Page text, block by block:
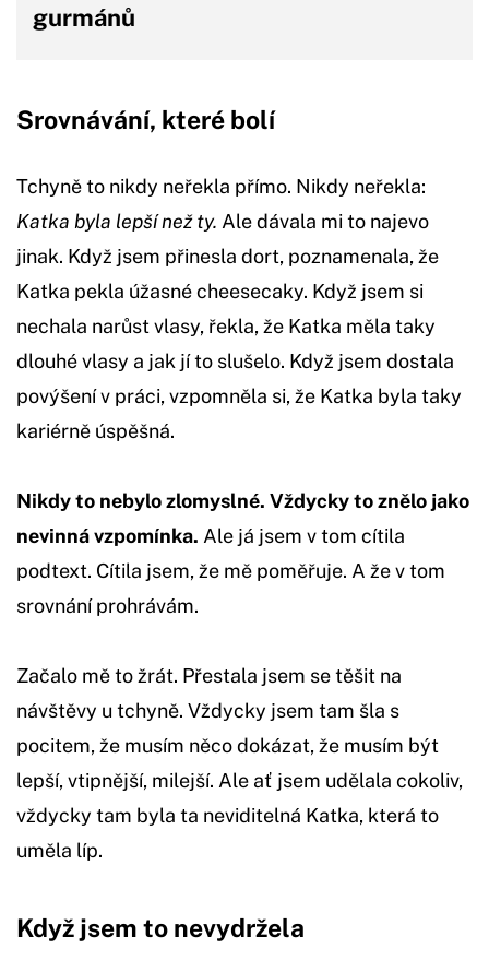
gurmánů
Srovnávání, které bolí
Tchyně to nikdy neřekla přímo. Nikdy neřekla:
Katka byla lepší než ty. Ale dávala mi to najevo
jinak. Když jsem přinesla dort, poznamenala, že
Katka pekla úžasné cheesecaky. Když jsem si
nechala narůst vlasy, řekla, že Katka měla taky
dlouhé vlasy a jak jí to slušelo. Když jsem dostala
povýšení v práci, vzpomněla si, že Katka byla taky
kariérně úspěšná.
Nikdy to nebylo zlomyslné. Vždycky to znělo jako
nevinná vzpomínka. Ale já jsem v tom cítila
podtext. Cítila jsem, že mě poměřuje. A že v tom
srovnání prohrávám.
Začalo mě to žrát. Přestala jsem se těšit na
návštěvy u tchyně. Vždycky jsem tam šla s
pocitem, že musím něco dokázat, že musím být
lepší, vtipnější, milejší. Ale ať jsem udělala cokoliv,
vždycky tam byla ta neviditelná Katka, která to
uměla líp.
Když jsem to nevydržela